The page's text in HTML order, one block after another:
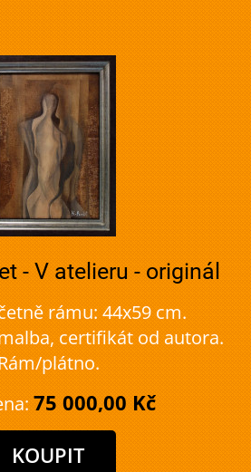
- V atelieru - originál
rámu: 44x59 cm.
certifikát od autora.
Rám/plátno.
75 000,00 Kč